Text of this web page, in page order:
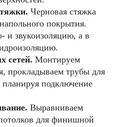
Черновая стяжка
покрытия.
и звукоизоляцию, а в
сетей. Монтируем
прокладываем трубы для
подключение
Выравниваем
для финишной